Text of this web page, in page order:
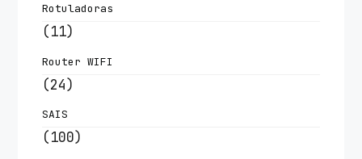
Rotuladoras
(11)
Router WIFI
(24)
SAIS
(100)